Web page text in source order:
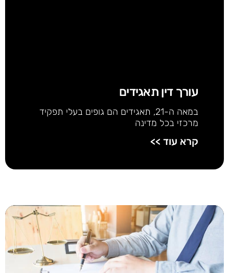
עורך דין תאגידים
במאה ה-21, תאגידים הם גופים בעלי תפקיד
מרכזי בכל מדינה
קרא עוד >>